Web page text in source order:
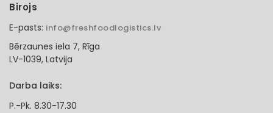
Birojs
E-pasts: info@freshfoodlogistics.lv
Bērzaunes iela 7, Rīga
LV-1039, Latvija
Darba laiks:
P.-Pk. 8.30-17.30